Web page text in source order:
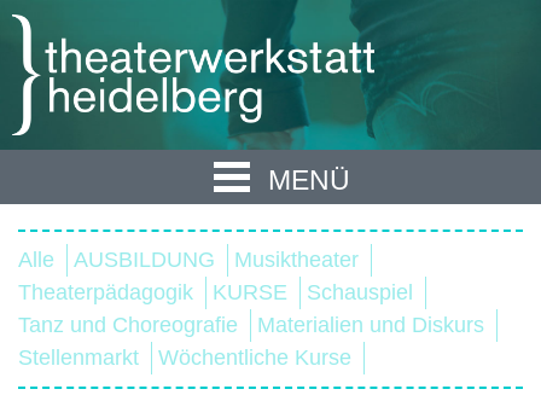
MENÜ
Alle AUSBILDUNG
Musiktheater
Theaterpädagogik
KURSE
Schauspiel
Tanz und Choreografie
Materialien und Diskurs
Stellenmarkt
Wöchentliche Kurse